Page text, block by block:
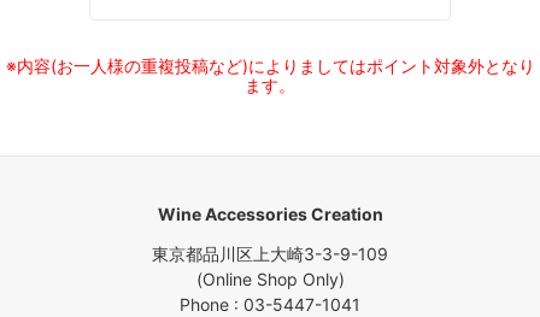
※内容(お一人様の重複投稿など)によりましてはポイント対象外となり
ます。
Wine Accessories Creation
東京都品川区上大崎3-3-9-109
(Online Shop Only)
Phone : 03-5447-1041